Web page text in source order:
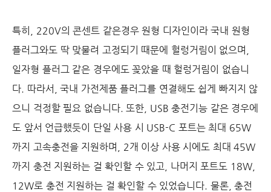
특히, 220V의 콘센트 같은경우 원형 디자인이라 국내 원형
플러그와도 딱 맞물려 고정되기 때문에 헐렁거림이 없으며,
일자형 플러그 같은 경우에도 꽂았을 때 헐렁거림이 없습니
다. 따라서, 국내 가전제품 플러그를 연결해도 쉽게 빠지지 않
으니 걱정할 필요 없습니다. 또한, USB 충전기능 같은 경우에
도 앞서 언급했듯이 단일 사용 시 USB-C 포트는 최대 65W
까지 고속충전을 지원하며, 2개 이상 사용 시에도 최대 45W
까지 충전 지원하는 걸 확인할 수 있고, 나머지 포트도 18W,
12W로 충전 지원하는 걸 확인할 수 있었습니다. 물론, 충전